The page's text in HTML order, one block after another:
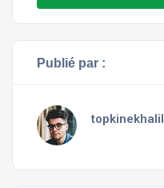
Publié par :
topkinekhalil